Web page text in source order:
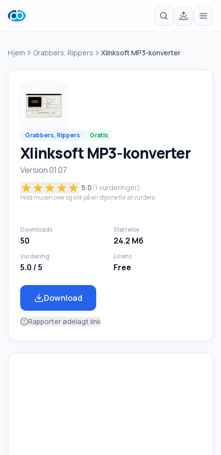
Hjem Grabbers, Rippers Xlinksoft MP3-konverter
Grabbers, Rippers Gratis
Xlinksoft MP3-konverter
Version 01.07
5.0(1 vurderinger)
Hold musen over og klik på en stjerne for at vurdere
Downloads
50
Størrelse
24.2 Мб
Vurdering
5.0 / 5
Licens
Free
Download
Rapporter ødelagt link